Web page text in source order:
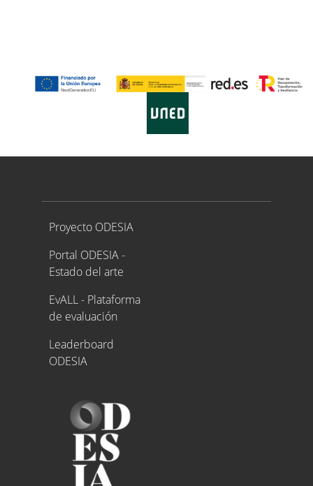
Proyecto ODESIA
Proyecto ODESIA
Portal ODESIA -
Estado del arte
EvALL - Plataforma
de evaluación
Leaderboard
ODESIA